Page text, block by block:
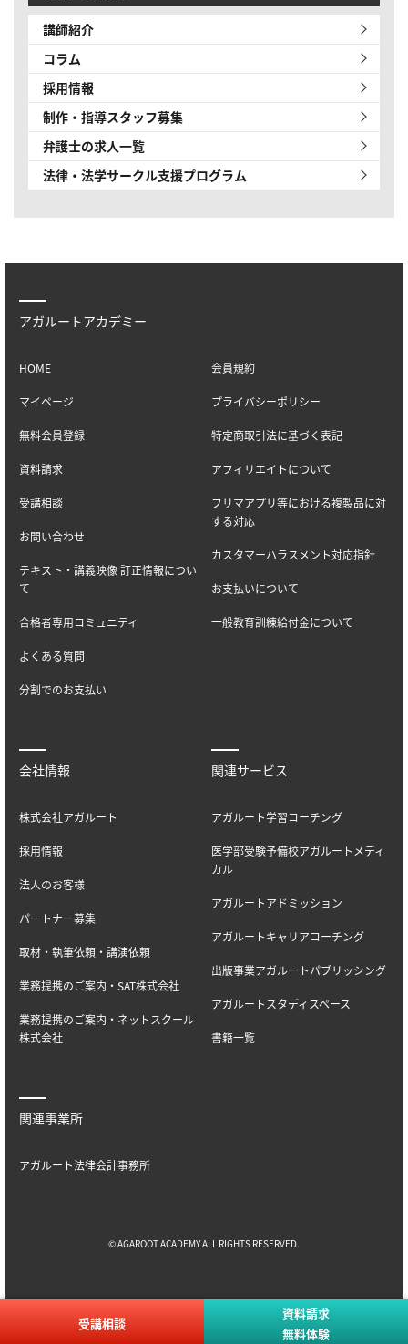
受講相談
資料請求
無料体験
講師紹介
コラム
採用情報
制作・指導スタッフ募集
弁護士の求人一覧
法律・法学サークル支援プログラム
アガルートアカデミー
HOME
マイページ
無料会員登録
資料請求
受講相談
お問い合わせ
テキスト・講義映像 訂正情報につい
て
合格者専用コミュニティ
よくある質問
分割でのお支払い
会員規約
プライバシーポリシー
特定商取引法に基づく表記
アフィリエイトについて
フリマアプリ等における複製品に対
する対応
カスタマーハラスメント対応指針
お支払いについて
一般教育訓練給付金について
会社情報
株式会社アガルート
採用情報
法人のお客様
パートナー募集
取材・執筆依頼・講演依頼
業務提携のご案内・SAT株式会社
業務提携のご案内・ネットスクール
株式会社
関連サービス
アガルート学習コーチング
医学部受験予備校アガルートメディ
カル
アガルートアドミッション
アガルートキャリアコーチング
出版事業アガルートパブリッシング
アガルートスタディスペース
書籍一覧
関連事業所
アガルート法律会計事務所
© AGAROOT ACADEMY ALL RIGHTS RESERVED.